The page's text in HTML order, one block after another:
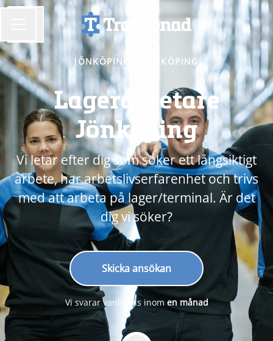
KARRIÄRMENY
Dela sidan
JÖNKÖPING JÖNKÖPING
Lagerarbetare
Jönköping
Vi letar efter dig som söker ett långsiktigt
arbete, har arbetslivserfarenhet och trivs
med att arbeta på lager/terminal. Är det
dig vi söker?
Skicka ansökan
Vi svarar vanligtvis inom en månad